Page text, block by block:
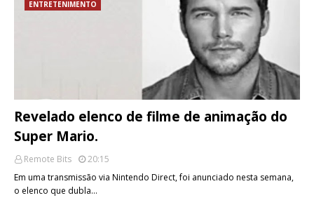
ENTRETENIMENTO
Revelado elenco de filme de animação do
Super Mario.
Remote Bits
20:15
Em uma transmissão via Nintendo Direct, foi anunciado nesta semana,
o elenco que dubla…